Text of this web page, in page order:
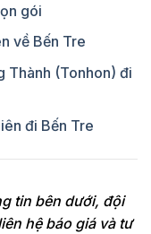
gói
về Bến Tre
Thành (Tonhon) đi
đi Bến Tre
tin bên dưới, đội
hệ báo giá và tư